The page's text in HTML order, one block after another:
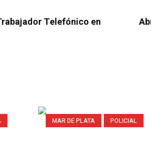
Telefónico en
MAR DE PLATA POLICIAL